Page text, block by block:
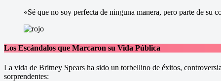
«Sé que no soy perfecta de ninguna manera, pero parte de su
Los Escándalos que Marcaron su Vida Pública
La vida de Britney Spears ha sido un torbellino de éxitos,
sorprendentes: